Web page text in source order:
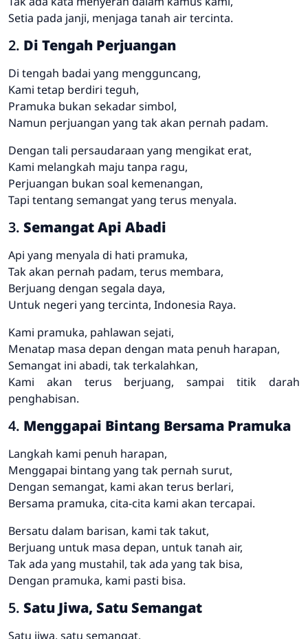
Setia pada janji, menjaga tanah air tercinta.
2. Di Tengah Perjuangan
Di tengah badai yang mengguncang,
Kami tetap berdiri teguh,
Pramuka bukan sekadar simbol,
Namun perjuangan yang tak akan pernah padam.
Dengan tali persaudaraan yang mengikat erat,
Kami melangkah maju tanpa ragu,
Perjuangan bukan soal kemenangan,
Tapi tentang semangat yang terus menyala.
3. Semangat Api Abadi
Api yang menyala di hati pramuka,
Tak akan pernah padam, terus membara,
Berjuang dengan segala daya,
Untuk negeri yang tercinta, Indonesia Raya.
Kami pramuka, pahlawan sejati,
Menatap masa depan dengan mata penuh harapan,
Semangat ini abadi, tak terkalahkan,
Kami akan terus berjuang, sampai titik darah
penghabisan.
4. Menggapai Bintang Bersama Pramuka
Langkah kami penuh harapan,
Menggapai bintang yang tak pernah surut,
Dengan semangat, kami akan terus berlari,
Bersama pramuka, cita-cita kami akan tercapai.
Bersatu dalam barisan, kami tak takut,
Berjuang untuk masa depan, untuk tanah air,
Tak ada yang mustahil, tak ada yang tak bisa,
Dengan pramuka, kami pasti bisa.
5. Satu Jiwa, Satu Semangat
Satu jiwa, satu semangat,